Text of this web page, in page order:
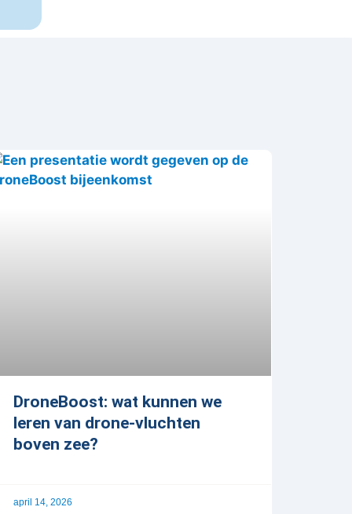
DroneBoost: wat kunnen we
leren van drone-vluchten
boven zee?
april 14, 2026